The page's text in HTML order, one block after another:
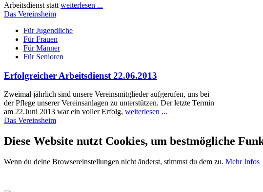
Arbeitsdienst statt weiterlesen ...
Das Vereinsheim
Für Jugendliche
Für Frauen
Für Männer
Für Senioren
Erfolgreicher Arbeitsdienst 22.06.2013
Zweimal jährlich sind unsere Vereinsmitglieder aufgerufen, uns bei
der Pflege unserer Vereinsanlagen zu unterstützen. Der letzte Termin
am 22.Juni 2013 war ein voller Erfolg, weiterlesen ...
Das Vereinsheim
Diese Website nutzt Cookies, um bestmögliche
Wenn du deine Browsereinstellungen nicht änderst, stimmst du dem zu. Mehr Infos